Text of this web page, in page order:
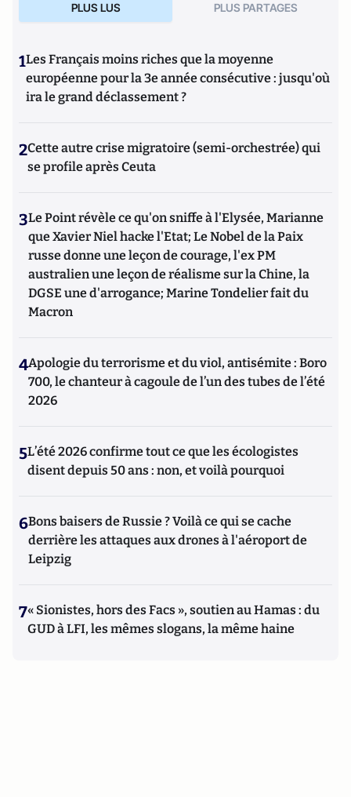
PLUS LUS PLUS PARTAGES
1Les Français moins riches que la moyenne
européenne pour la 3e année consécutive : jusqu'où
ira le grand déclassement ?
2Cette autre crise migratoire (semi-orchestrée) qui
se profile après Ceuta
3Le Point révèle ce qu'on sniffe à l'Elysée, Marianne
que Xavier Niel hacke l'Etat; Le Nobel de la Paix
russe donne une leçon de courage, l'ex PM
australien une leçon de réalisme sur la Chine, la
DGSE une d'arrogance; Marine Tondelier fait du
Macron
4Apologie du terrorisme et du viol, antisémite : Boro
700, le chanteur à cagoule de l’un des tubes de l’été
2026
5L’été 2026 confirme tout ce que les écologistes
disent depuis 50 ans : non, et voilà pourquoi
6Bons baisers de Russie ? Voilà ce qui se cache
derrière les attaques aux drones à l'aéroport de
Leipzig
7« Sionistes, hors des Facs », soutien au Hamas : du
GUD à LFI, les mêmes slogans, la même haine